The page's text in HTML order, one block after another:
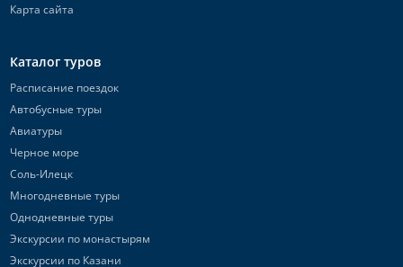
Карта сайта
Каталог туров
Расписание поездок
Автобусные туры
Авиатуры
Черное море
Соль-Илецк
Многодневные туры
Однодневные туры
Экскурсии по монастырям
Экскурсии по Казани